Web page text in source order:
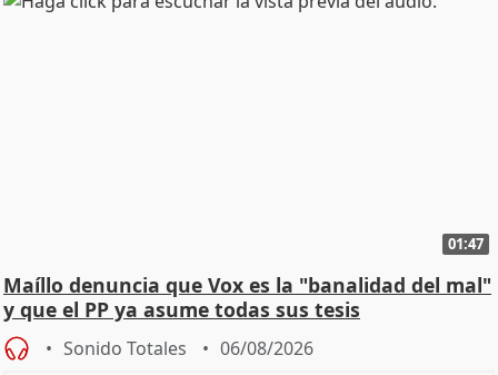
01:47
Maíllo denuncia que Vox es la "banalidad del mal"
y que el PP ya asume todas sus tesis
Sonido Totales 06/08/2026